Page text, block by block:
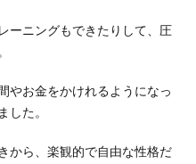
ーニングもできたりして、圧
やお金をかけれるようになっ
した。
から、楽観的で自由な性格だ